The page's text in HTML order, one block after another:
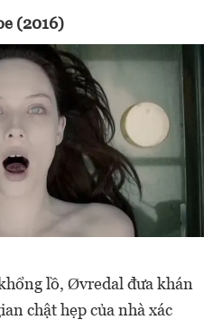
(2016)
lồ, Øvredal đưa khán
chật hẹp của nhà xác